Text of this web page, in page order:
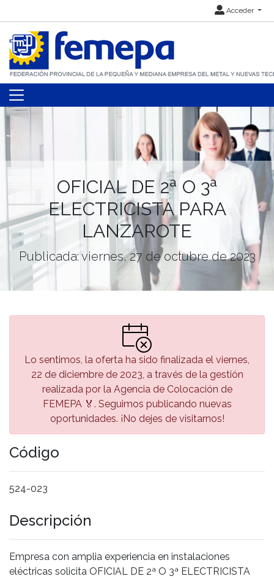
Acceder
OFICIAL DE 2ª O 3ª
ELECTRICISTA PARA
LANZAROTE
Publicada: viernes, 27 de octubre de 2023
Lo sentimos, la oferta ha sido finalizada el viernes,
22 de diciembre de 2023, a través de la gestión
realizada por la Agencia de Colocación de
FEMEPA 🏅. Seguimos publicando nuevas
oportunidades. ¡No dejes de visitarnos!
Código
524-023
Descripción
Empresa con amplia experiencia en instalaciones
eléctricas solicita OFICIAL DE 2ª O 3ª ELECTRICISTA